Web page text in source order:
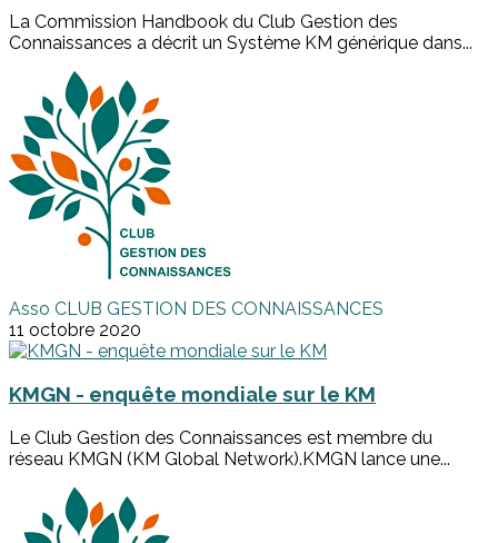
La Commission Handbook du Club Gestion des
Connaissances a décrit un Système KM générique dans...
Asso CLUB GESTION DES CONNAISSANCES
11 octobre 2020
KMGN - enquête mondiale sur le KM
Le Club Gestion des Connaissances est membre du
réseau KMGN (KM Global Network).KMGN lance une...